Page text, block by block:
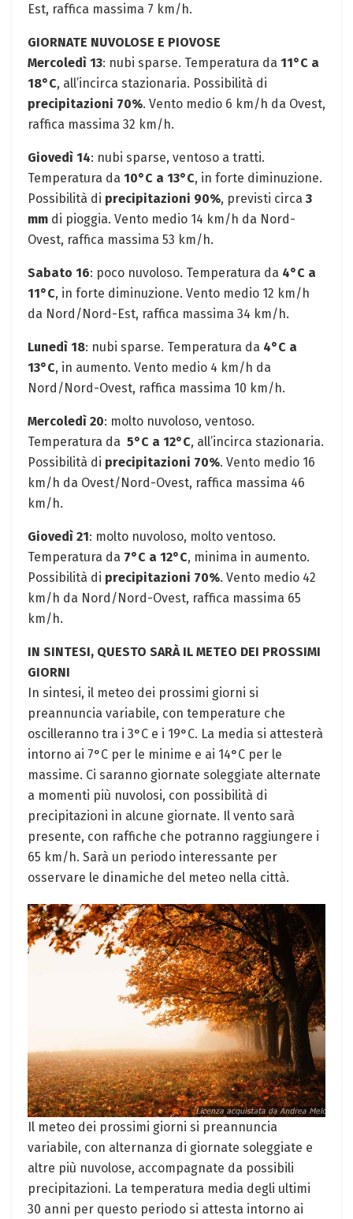
Est, raffica massima 7 km/h.
GIORNATE ⁤NUVOLOSE E PIOVOSE
Mercoledì 13: nubi sparse.⁤ Temperatura da 11°C a
18°C,​ all’incirca stazionaria. Possibilità di
precipitazioni 70%.⁣ Vento medio ⁣6 km/h da Ovest,
raffica massima 32 ⁣km/h.
Giovedì⁣ 14: nubi sparse, ventoso a ⁣tratti.‍
Temperatura da 10°C ‌a 13°C,​ in forte‌ diminuzione.
Possibilità di precipitazioni 90%, previsti circa 3
mm di pioggia. Vento medio 14 km/h da Nord-
Ovest, raffica massima 53 km/h.
Sabato 16:​ poco nuvoloso. Temperatura da 4°C a
11°C, in forte diminuzione. Vento ⁢medio 12⁢ km/h⁤
da Nord/Nord-Est,⁤ raffica massima 34 km/h. ‍
Lunedì 18: nubi sparse. Temperatura da 4°C a
13°C, in aumento. Vento medio 4 ‌km/h da
Nord/Nord-Ovest, ⁤raffica massima 10 km/h.
Mercoledì 20: molto nuvoloso,⁢ ventoso.
Temperatura da ‌ 5°C⁤ a 12°C, ⁣all’incirca stazionaria.
Possibilità di precipitazioni 70%. Vento ​medio 16
km/h da Ovest/Nord-Ovest, raffica massima 46
km/h.
Giovedì 21: molto nuvoloso, molto ventoso.
Temperatura da 7°C ⁢a 12°C, minima⁤ in‌ aumento.
Possibilità di precipitazioni 70%. Vento medio 42 ​
km/h da Nord/Nord-Ovest, raffica massima 65
km/h.
IN SINTESI, QUESTO SARÀ IL METEO DEI PROSSIMI
GIORNI
In sintesi, ​il meteo dei prossimi giorni si
preannuncia variabile, con ​temperature‌ che
oscilleranno tra i 3°C e ​i 19°C. La​ media si attesterà
intorno ai 7°C per le minime e ai 14°C per le⁢
massime. Ci saranno giornate soleggiate alternate
a ⁣momenti più nuvolosi, con ⁤possibilità di
precipitazioni in alcune giornate. Il vento sarà
presente, con​ raffiche che potranno raggiungere ⁤i
65 km/h. Sarà un periodo interessante per
osservare le dinamiche⁤ del meteo nella città.
Il meteo‌ dei prossimi‍ giorni si preannuncia‍
variabile, con alternanza⁢ di giornate soleggiate e
altre più ⁣nuvolose, accompagnate da possibili
precipitazioni. La temperatura media degli ⁣ultimi
‌30 anni per⁤ questo periodo si ⁣attesta ​intorno ai